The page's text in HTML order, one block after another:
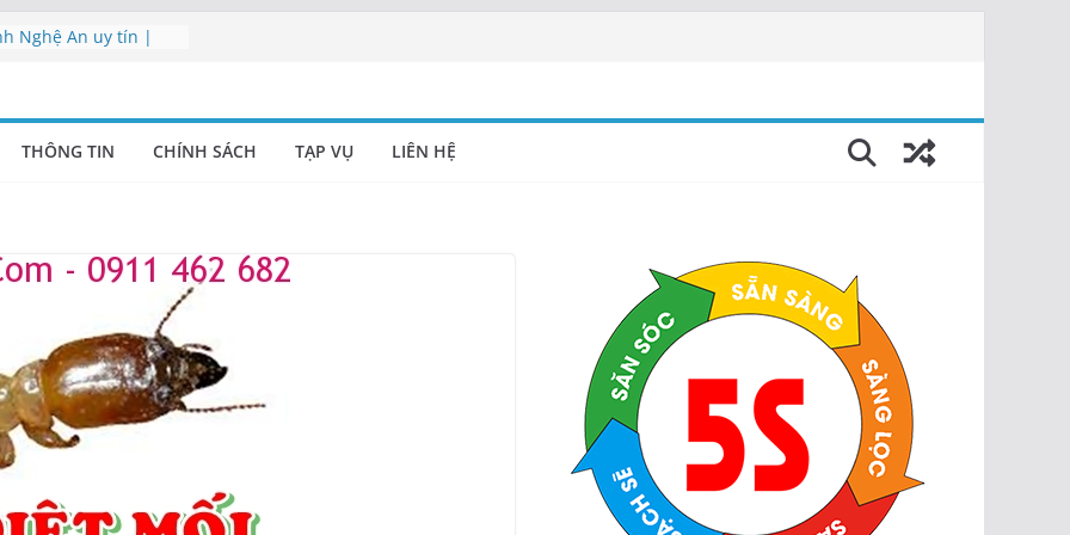
Nghệ An uy tín |
Nghệ An | Cung cấp
THÔNG TIN CHÍNH SÁCH TẠP VỤ LIÊN HỆ